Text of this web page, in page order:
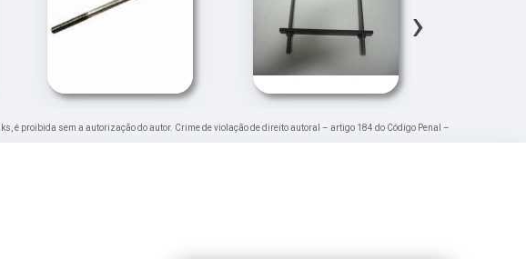
›
é proibida sem a autorização do autor. Crime de violação de direito autoral – artigo 184 do Código Penal –